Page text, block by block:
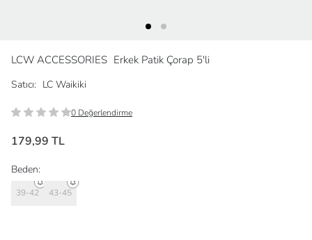
LCW ACCESSORIES Erkek Patik Çorap 5'li
Satıcı: LC Waikiki
0 Değerlendirme
179,99 TL
Beden:
39-42 43-45